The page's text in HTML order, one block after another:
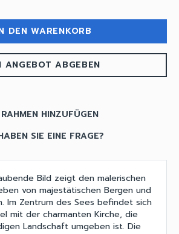
DEN WARENKORB
ANGEBOT ABGEBEN
RAHMEN HINZUFÜGEN
SIE EINE FRAGE?
Bild zeigt den malerischen
von majestätischen Bergen und
Im Zentrum des Sees befindet sich
mit der charmanten Kirche, die
Landschaft umgeben ist. Die